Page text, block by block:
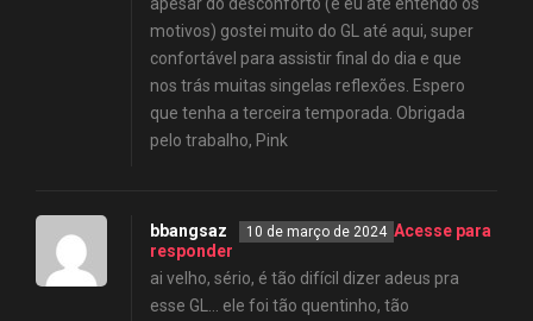
motivos) gostei muito do GL até aqui, super
confortável para assistir final do dia e que
nos trás muitas singelas reflexões. Espero
que tenha a terceira temporada. Obrigada
pelo trabalho, Pink
bbangsaz 10 de março de 2024 Acesse para
responder
ai velho, sério, é tão difícil dizer adeus pra
esse GL… ele foi tão quentinho, tão